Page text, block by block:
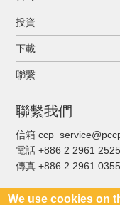
投資
下載
聯繫
聯繫我們
信箱
電話 +886 2 2961 2525
傳真 +886 2 2961 0355
We use cookies on